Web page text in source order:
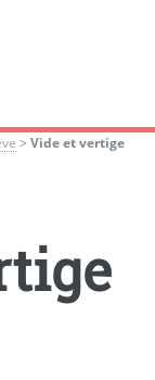
> Vide et vertige